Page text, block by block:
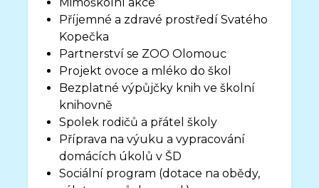
Příjemné a zdravé prostředí Svatého
Kopečka
Partnerství se ZOO Olomouc
Projekt ovoce a mléko do škol
Bezplatné výpůjčky knih ve školní
knihovně
Spolek rodičů a přátel školy
Příprava na výuku a vypracování
domácích úkolů v ŠD
Sociální program (dotace na obědy,